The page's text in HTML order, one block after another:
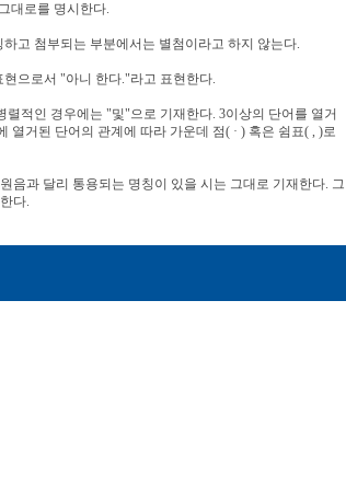
대로를 명시한다.
고 첨부되는 부분에서는 별첨이라고 하지 않는다.
으로서 "아니 한다."라고 표현한다.
적인 경우에는 "및"으로 기재한다. 3이상의 단어를 열거
거된 단어의 관계에 따라 가운데 점( · ) 혹은 쉼표( , )로
음과 달리 통용되는 명칭이 있을 시는 그대로 기재한다. 그
다.